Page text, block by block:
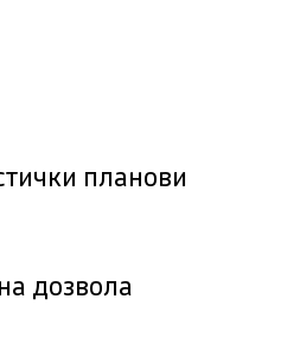
планови
дозвола